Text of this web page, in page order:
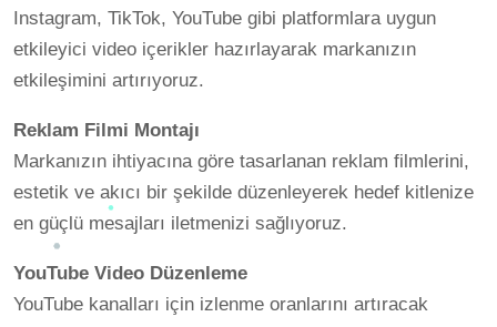
Instagram, TikTok, YouTube gibi platformlara uygun
etkileyici video içerikler hazırlayarak markanızın
etkileşimini artırıyoruz.
Reklam Filmi Montajı
Markanızın ihtiyacına göre tasarlanan reklam filmlerini,
estetik ve akıcı bir şekilde düzenleyerek hedef kitlenize
en güçlü mesajları iletmenizi sağlıyoruz.
YouTube Video Düzenleme
YouTube kanalları için izlenme oranlarını artıracak